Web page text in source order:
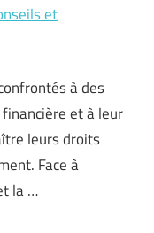
et
à des
et à leur
leurs droits
Face à
la …